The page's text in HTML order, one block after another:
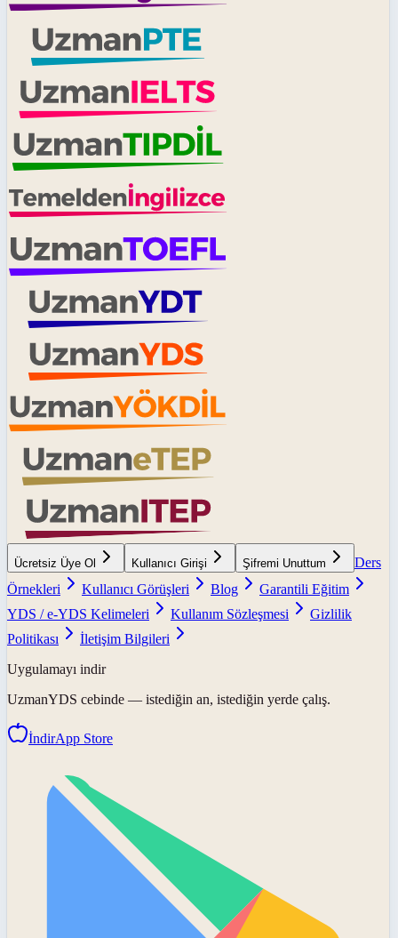
Ücretsiz Üye Ol Kullanıcı Girişi Şifremi Unuttum
Ders
Örnekleri
Kullanıcı Görüşleri Blog
Garantili Eğitim
YDS / e-YDS Kelimeleri
Kullanım Sözleşmesi
Gizlilik
Politikası
İletişim Bilgileri
Uygulamayı indir
UzmanYDS cebinde — istediğin an, istediğin yerde çalış.
İndirApp Store